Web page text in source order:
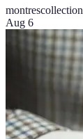
montrescollection
Aug 6